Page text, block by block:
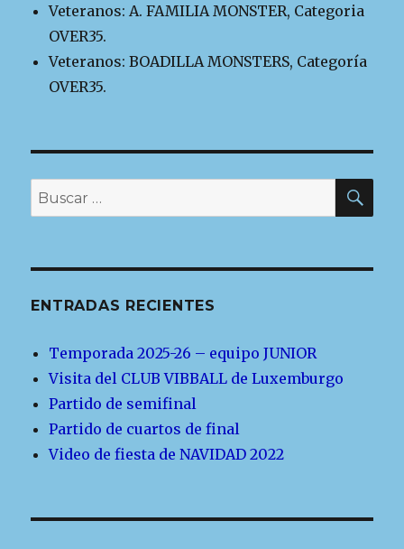
Veteranos: A. FAMILIA MONSTER, Categoria
OVER35.
Veteranos: BOADILLA MONSTERS, Categoría
OVER35.
Buscar
por:
ENTRADAS RECIENTES
Temporada 2025-26 – equipo JUNIOR
Visita del CLUB VIBBALL de Luxemburgo
Partido de semifinal
Partido de cuartos de final
Video de fiesta de NAVIDAD 2022